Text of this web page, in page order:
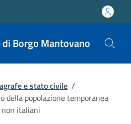
di Borgo Mantovano
e stato civile /
della popolazione temporanea
italiani